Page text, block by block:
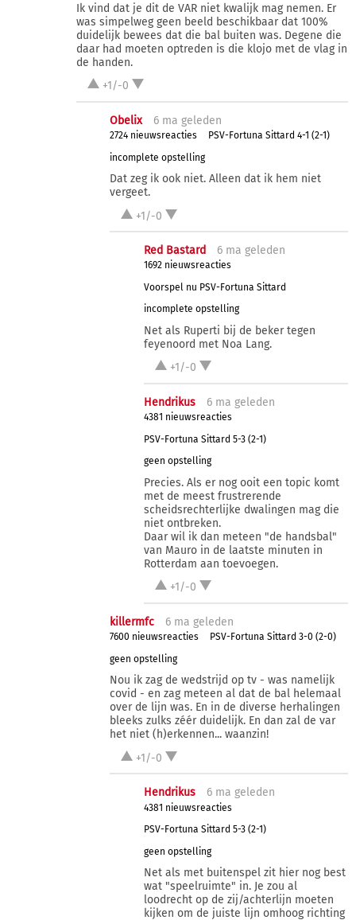
Ik vind dat je dit de VAR niet kwalijk mag nemen. Er
was simpelweg geen beeld beschikbaar dat 100%
duidelijk bewees dat die bal buiten was. Degene die
daar had moeten optreden is die klojo met de vlag in
de handen.
+1/-0
Obelix 6 ma geleden
2724 nieuwsreacties
PSV-Fortuna Sittard 4-1 (2-1)
incomplete opstelling
Dat zeg ik ook niet. Alleen dat ik hem niet
vergeet.
+1/-0
Red Bastard 6 ma geleden
1692 nieuwsreacties
Voorspel nu PSV-Fortuna Sittard
incomplete opstelling
Net als Ruperti bij de beker tegen
feyenoord met Noa Lang.
+1/-0
Hendrikus 6 ma geleden
4381 nieuwsreacties
PSV-Fortuna Sittard 5-3 (2-1)
geen opstelling
Precies. Als er nog ooit een topic komt
met de meest frustrerende
scheidsrechterlijke dwalingen mag die
niet ontbreken.
Daar wil ik dan meteen "de handsbal"
van Mauro in de laatste minuten in
Rotterdam aan toevoegen.
+1/-0
killermfc 6 ma geleden
7600 nieuwsreacties
PSV-Fortuna Sittard 3-0 (2-0)
geen opstelling
Nou ik zag de wedstrijd op tv - was namelijk
covid - en zag meteen al dat de bal helemaal
over de lijn was. En in de diverse herhalingen
bleeks zulks zéér duidelijk. En dan zal de var
het niet (h)erkennen... waanzin!
+1/-0
Hendrikus 6 ma geleden
4381 nieuwsreacties
PSV-Fortuna Sittard 5-3 (2-1)
geen opstelling
Net als met buitenspel zit hier nog best
wat "speelruimte" in. Je zou al
loodrecht op de zij/achterlijn moeten
kijken om de juiste lijn omhoog richting